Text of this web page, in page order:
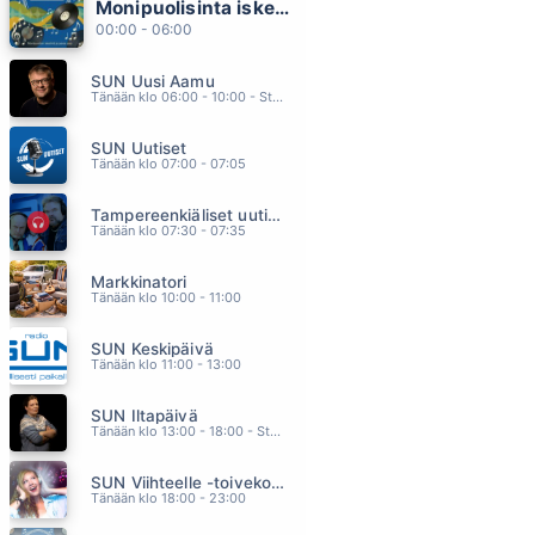
SUN VAIN
TULEE JOS ON TULLAKSEEN (feat. Freeman)
BEST
PARATIISIIN
STILL GOT THE BLUES
Monipuolisinta iskelmää ja parasta poppia
00:00 - 06:00
SUN Uusi Aamu
Tänään klo 06:00 - 10:00 - Studiossa: Kimmo Hoivassilta
SUN Uutiset
Tänään klo 07:00 - 07:05
Tampereenkiäliset uutiset
Tänään klo 07:30 - 07:35
Markkinatori
Tänään klo 10:00 - 11:00
SUN Keskipäivä
Tänään klo 11:00 - 13:00
SUN Iltapäivä
Tänään klo 13:00 - 18:00 - Studiossa: Kaisu Lämsä
SUN Viihteelle -toivekonsertti
Tänään klo 18:00 - 23:00